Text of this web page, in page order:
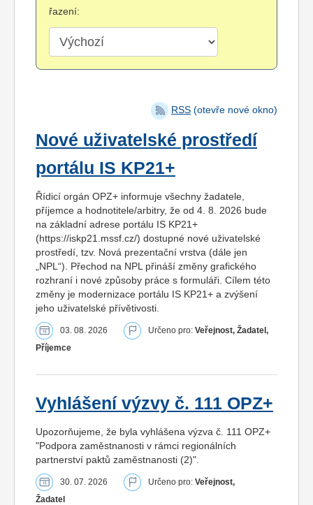
řazení:
RSS (otevře nové okno)
Nové uživatelské prostředí
portálu IS KP21+
Řídicí orgán OPZ+ informuje všechny žadatele,
příjemce a hodnotitele/arbitry, že od 4. 8. 2026 bude
na základní adrese portálu IS KP21+
(https://iskp21.mssf.cz/) dostupné nové uživatelské
prostředí, tzv. Nová prezentační vrstva (dále jen
„NPL“). Přechod na NPL přináší změny grafického
rozhraní i nové způsoby práce s formuláři. Cílem této
změny je modernizace portálu IS KP21+ a zvýšení
jeho uživatelské přívětivosti.
03. 08. 2026 Určeno pro: Veřejnost, Žadatel,
Příjemce
Vyhlášení výzvy č. 111 OPZ+
Upozorňujeme, že byla vyhlášena výzva č. 111 OPZ+
"Podpora zaměstnanosti v rámci regionálních
partnerství paktů zaměstnanosti (2)".
30. 07. 2026 Určeno pro: Veřejnost,
Žadatel